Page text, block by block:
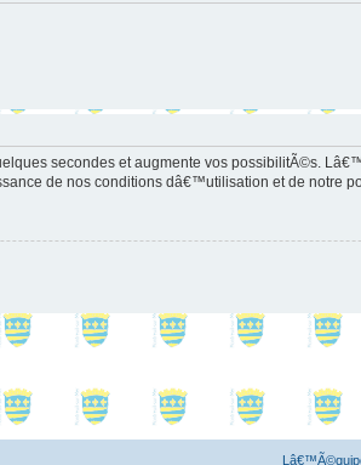
secondes et augmente vos possibilitÃ©s.
de nos conditions dâ€™utilisation et de notre